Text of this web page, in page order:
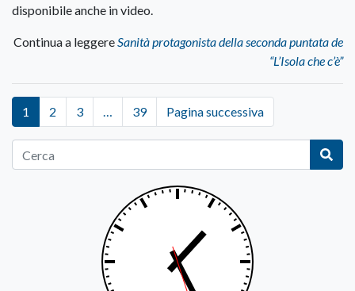
disponibile anche in video.
Continua a leggereSanità protagonista della seconda puntata de
“L’Isola che c’è”
1 2 3 … 39 Pagina successiva